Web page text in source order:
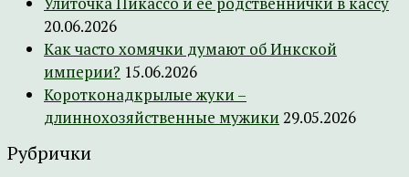
20.06.2026
Как часто хомячки думают об Инкской
империи? 15.06.2026
Коротконадкрылые жуки –
длиннохозяйственные мужики 29.05.2026
Рубрички